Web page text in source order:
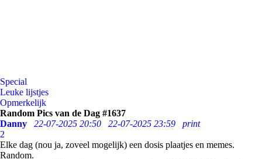
Special
Leuke lijstjes
Opmerkelijk
Random Pics van de Dag #1637
Danny
22-07-2025 20:50 22-07-2025 23:59
print
2
Elke dag (nou ja, zoveel mogelijk) een dosis plaatjes en memes.
Random.